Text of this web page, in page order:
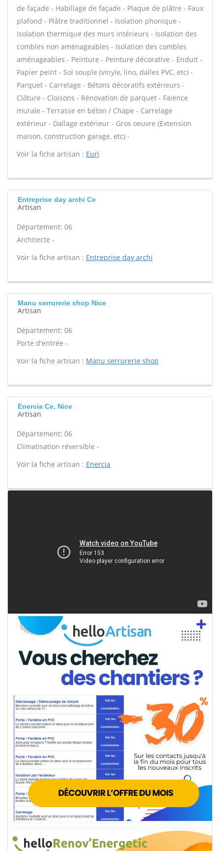
de façade - Habillage de façade - Plaque de plâtre - Faux
plafond - Plâtre traditionnel - Isolation phonique -
Isolation thermique des murs intérieurs - Isolation des
combles non aménageables - Isolation des combles
aménageables - Peinture - Peinture décorative - Enduit -
Papier peint - Sol souple (vinyle, lino, dalles PVC, etc) -
Parquet - Carrelage - Bétons décoratifs extérieurs -
Clôture - Cloisons - Rénovation de parquet - Faïence
murale - Terrasse en béton / Chape - Carrelage
extérieur - Dallage extérieur - Gros oeuvre (Extension
maison, construction garage, etc) -
Voir la fiche artisan : Eurl
Entreprise day archi Ce
Artisan
Département: 06
Architecte -
Voir la fiche artisan : Entreprise day archi
Manu serrurerie shop Nice
Artisan
Département: 06
Porte d'entrée -
Voir la fiche artisan : Manu serrurerie shop
Enercia Ce, Nice
Artisan
Département: 06
Climatisation réversible -
Voir la fiche artisan : Enercia